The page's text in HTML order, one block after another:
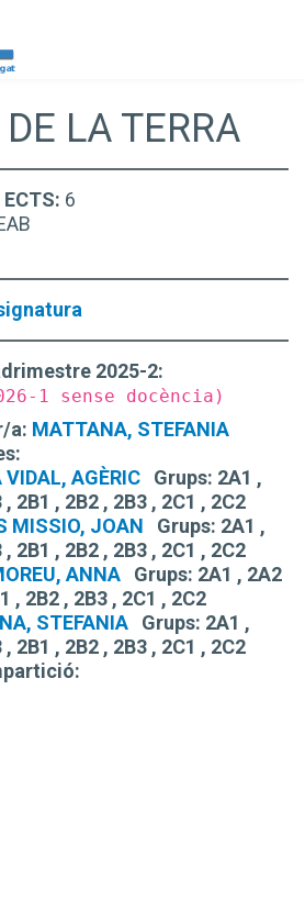
LA TERRA
6
2025-2:
1 sense docència)
a: MATTANA, STEFANIA
VIDAL, AGÈRIC
Grups: 2A1 ,
, 2B1 , 2B2 , 2B3 , 2C1 , 2C2
MISSIO, JOAN
Grups: 2A1 ,
, 2B1 , 2B2 , 2B3 , 2C1 , 2C2
ANNA
Grups: 2A1 , 2A2
, 2B2 , 2B3 , 2C1 , 2C2
STEFANIA
Grups: 2A1 ,
, 2B1 , 2B2 , 2B3 , 2C1 , 2C2